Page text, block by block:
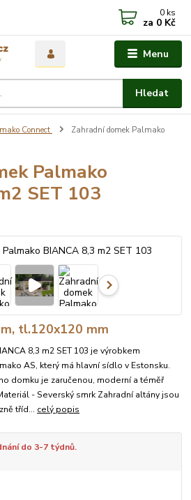
Menu
Hledat
0 ks
za 0 Kč
Connect
Zahradní domek Palmako
Palmako
SET 103
tl.120x120 mm
8,3 m2 SET 103 je výrobkem
AS, který má hlavní sídlo v Estonsku.
domku je zaručenou, moderní a téměř
- Severský smrk Zahradní altány jsou
tříd... celý popis
do 3-7 týdnů.